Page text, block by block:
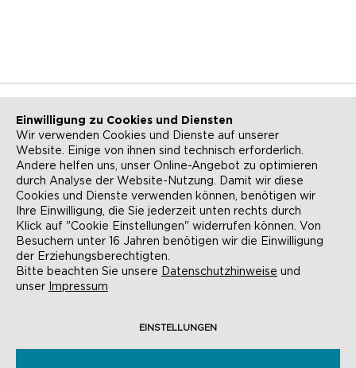
NEWSLETTER KONTAKT
ANFAHRT BARRIEREFREIHEIT
SUCHE AGB
DATENSCHUTZ
COOKIE-EINSTELLUNGEN
Einwilligung zu Cookies und Diensten
Wir verwenden Cookies und Dienste auf unserer
Website. Einige von ihnen sind technisch erforderlich.
Andere helfen uns, unser Online-Angebot zu optimieren
durch Analyse der Website-Nutzung. Damit wir diese
Cookies und Dienste verwenden können, benötigen wir
Ihre Einwilligung, die Sie jederzeit unten rechts durch
Klick auf "Cookie Einstellungen" widerrufen können. Von
Besuchern unter 16 Jahren benötigen wir die Einwilligung
der Erziehungsberechtigten.
Bitte beachten Sie unsere Datenschutzhinweise und
unser Impressum
EINSTELLUNGEN